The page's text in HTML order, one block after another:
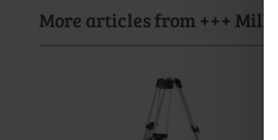
More articles from +++